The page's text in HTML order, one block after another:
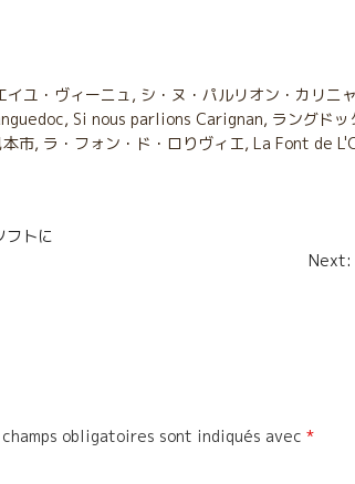
イユ・ヴィーニュ, シ・ヌ・パルリオン・カリニ
, Si nous parlions Carignan, ラングドッ
市, ラ・フォン・ド・ロりヴィエ, La Font de
に
Next:
champs obligatoires sont indiqués avec *